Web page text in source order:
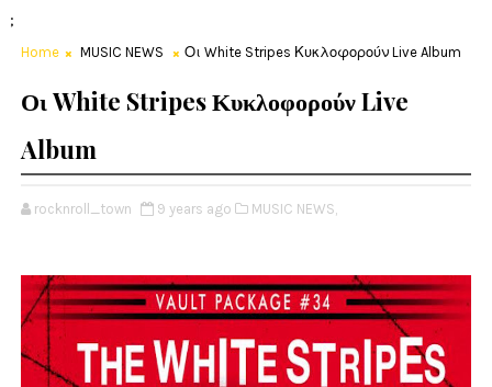
;
Home MUSIC NEWS Οι White Stripes Κυκλοφορούν Live Album
Οι White Stripes Κυκλοφορούν Live
Album
rocknroll_town 9 years ago MUSIC NEWS,